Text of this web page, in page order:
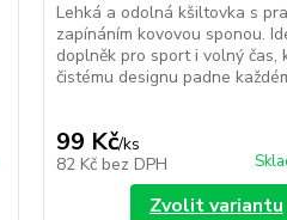
Lehká a odolná kšiltovka s
zapínáním kovovou sponou.
doplněk pro sport i volný čas,
čistému designu padne
99 Kč/ks
82 Kč bez DPH
Zvolit variantu